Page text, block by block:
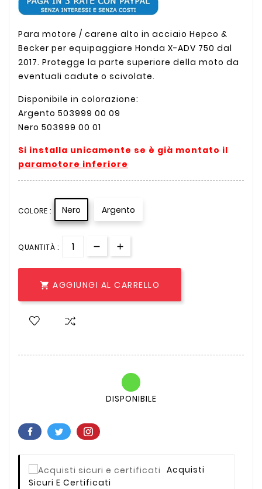
Para motore / carene alto in acciaio Hepco &
Becker per equipaggiare Honda X-ADV 750 dal
2017. Protegge la parte superiore della moto da
eventuali cadute o scivolate.
Disponibile in colorazione:
Argento 503999 00 09
Nero 503999 00 01
Si installa unicamente se è già montato il
paramotore inferiore
COLORE : Nero Argento
QUANTITÀ :
 AGGIUNGI AL CARRELLO
DISPONIBILE
Acquisti
Sicuri E Certificati